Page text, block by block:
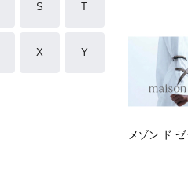
S T
X Y
メゾン ド ゼ